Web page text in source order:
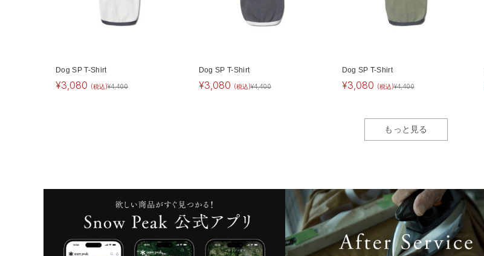
Dog SP T-Shirt
¥3,080 (税込)¥4,400
Dog SP T-Shirt
¥3,080 (税込)¥4,400
Dog SP T-Shirt
¥3,080 (税込)¥4,400
もっと見る